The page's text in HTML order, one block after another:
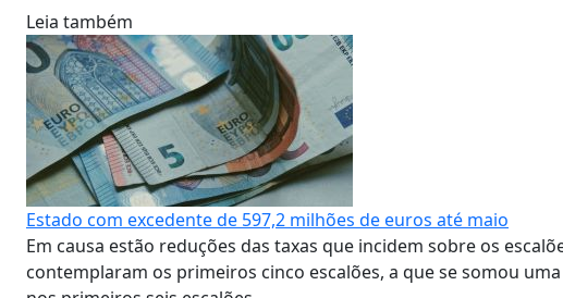
Leia também
Estado com excedente de 597,2 milhões de euros até maio
Em causa estão reduções das taxas que incidem sobre os
contemplaram os primeiros cinco escalões, a que se somou